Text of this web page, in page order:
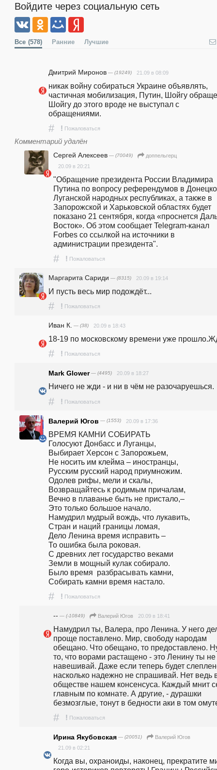
Войдите через социальную сеть
Все (578) Ранние Лучшие
Дмитрий Миронов — (19249) 21.09 в 08:09
никак войну собираться Украине объявлять,
частичная мобилизация, Путин, Шойгу
Шойгу до этого вроде не выступал с
обращениями.
# ! Пожаловаться
Комментарий удалён
Сергей Алексеев — (70049)
доппельгерц
20.09 в 20:21
"Обращение президента России Владимира
Путина по вопросу референдумов в
Луганской народных республиках, а также в
Запорожской и Харьковской областях будет
показано 21 сентября, когда «проснется
Восток». Об этом сообщает Telegram-канал
Forbes со ссылкой на источники в
администрации президента".
# ! Пожаловаться
Маргарита Сариди — (8315) 20.09 в 19:14
И пусть весь мир подождёт...
# ! Пожаловаться
Иван К. — (38) 20.09 в 18:43
18-19 по московскому времени уже
# ! Пожаловаться
Mark Glower— (4495) 20.09 в 18:27
Ничего не жди - и ни в чём не разочаруешься.
# ! Пожаловаться
Валерий Югов — (1553) 20.09 в 17:36
ВРЕМЯ КАМНИ СОБИРАТЬ
Голосуют Донбасс и Луганцы,
Выбирает Херсон с Запорожьем,
Не носить им клейма – иностранцы,
Русским русский народ приумножим.
Одолев рифы, мели и скалы,
Возвращайтесь к родимым причалам,
Вечно в плаванье быть не пристало,–
Это только большое начало.
Намудрил мудрый вождь, что лукавить,
Стран и наций границы ломая,
Дело Ленина время исправить –
То ошибка была роковая.
С древних лет государство веками
Земли в мощный кулак собирало.
Было время  разбрасывать камни,
# ! Пожаловаться
-- — (-10849) Валерий Югов 20.09 в 18:41
Намудрил ты, Валера, про Ленина. У него
проще поставлено. Мир, свободу народам
обещано. Что обещано, то предоставлено.
то, что ворами растащено - это Ленину ты не
навешивай. Даже если теперь будет
насколько надежно не спрашивай. Нет ведь
обществе нашем консенсуса. Каждый мнит
главным по комнате. А другие, - дурашки
безмозглые, тонут в бедности аки в том
# ! Пожаловаться
Ирина Якубовская — (20051)
Валерий Югов
21.09 в 02:21
Когда вы, охраноиды, наконец, прекратите